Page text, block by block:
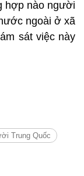
hợp nào người
ngoài ở xã
sát việc này
Trung Quốc